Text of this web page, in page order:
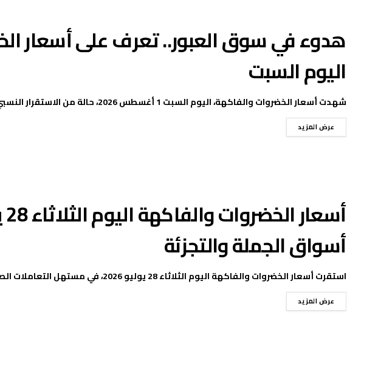
هدوء في سوق العبور.. تعرف على أسعار
اليوم السبت
شهدت أسعار الخضروات والفاكهة، اليوم السبت 1 أغسطس 2026، حالة من الاستقرار النسبي داخل سوق العبور ...
عرض المزيد
أسواق الجملة والتجزئة
استقرت أسعار الخضروات والفاكهة اليوم الثلاثاء 28 يوليو 2026، في مستهل التعاملات الصباحية لسوق العبور للجملة، ...
عرض المزيد